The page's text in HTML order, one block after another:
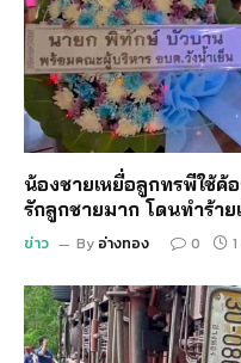
น้องชายเหยื่อลูกทรพีใช้
รักลูกชายมาก โดนทำร้า
ข่าว By อ่างทอง 0